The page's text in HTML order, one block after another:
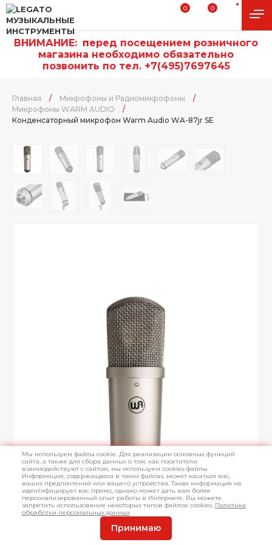
0 0
ВНИМАНИЕ: перед посещением розничного
магазина необходимо обязательно
позвонить по тел. +7(495)7697645
Главная / Микрофоны и Радиомикрофоны
/
Микрофоны WARM AUDIO
/
Конденсаторный микрофон Warm Audio WA-87jr SE
Мы используем файлы cookie. Для реализации основных функций
сайта, а также для сбора данных о том, как посетители
взаимодействуют с сайтом, мы используем cookies-файлы.
Информация, содержащаяся в таких файлах, может касаться вас,
ваших предпочтений или вашего устройства. Такая информация не
идентифицирует вас прямо, однако может дать вам более
персонализированный опыт работы в Интернете. Вы можете
запретить использование некоторых типов файлов cookies. Политика
обработки персональных данных
Принимаю